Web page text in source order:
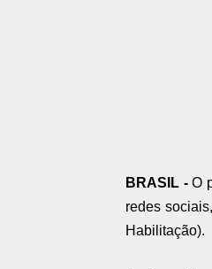
BRASIL -O
redes
Habilitação).